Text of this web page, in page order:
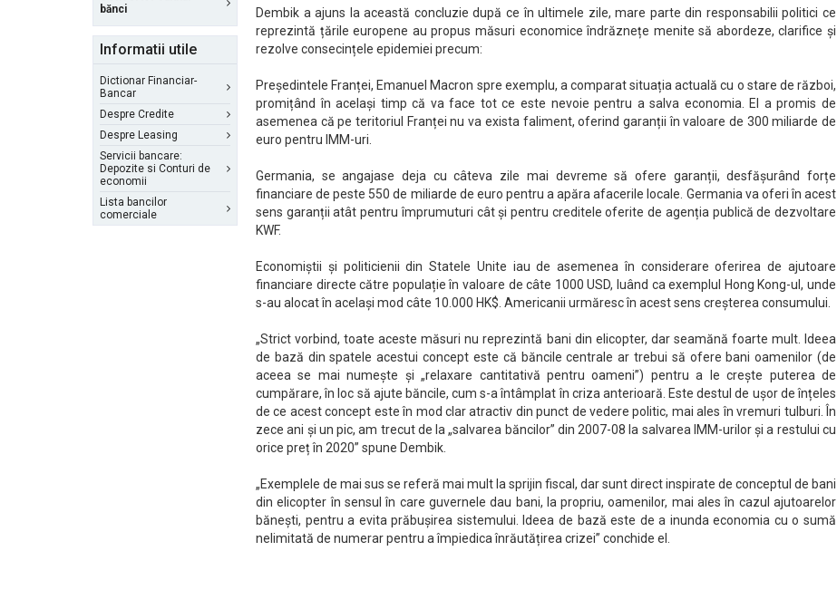
bănci
Informatii utile
Dictionar Financiar-
Bancar
Despre Credite
Despre Leasing
Servicii bancare:
Depozite si Conturi de
economii
Lista bancilor
comerciale
Dembik a ajuns la această concluzie după ce în ultimele zile, mare parte din responsabilii politici ce
reprezintă țările europene au propus măsuri economice îndrăznețe menite să abordeze, clarifice și
rezolve consecințele epidemiei precum:
Președintele Franței, Emanuel Macron spre exemplu, a comparat situația actuală cu o stare de război,
promițând în același timp că va face tot ce este nevoie pentru a salva economia. El a promis de
asemenea că pe teritoriul Franței nu va exista faliment, oferind garanții în valoare de 300 miliarde de
euro pentru IMM-uri.
Germania, se angajase deja cu câteva zile mai devreme să ofere garanții, desfășurând forțe
financiare de peste 550 de miliarde de euro pentru a apăra afacerile locale. Germania va oferi în acest
sens garanții atât pentru împrumuturi cât și pentru creditele oferite de agenția publică de dezvoltare
KWF.
Economiștii și politicienii din Statele Unite iau de asemenea în considerare oferirea de ajutoare
financiare directe către populație în valoare de câte 1000 USD, luând ca exemplul Hong Kong-ul, unde
s-au alocat în același mod câte 10.000 HK$. Americanii urmăresc în acest sens creșterea consumului.
„Strict vorbind, toate aceste măsuri nu reprezintă bani din elicopter, dar seamănă foarte mult. Ideea
de bază din spatele acestui concept este că băncile centrale ar trebui să ofere bani oamenilor (de
aceea se mai numește și „relaxare cantitativă pentru oameni”) pentru a le crește puterea de
cumpărare, în loc să ajute băncile, cum s-a întâmplat în criza anterioară. Este destul de ușor de înțeles
de ce acest concept este în mod clar atractiv din punct de vedere politic, mai ales în vremuri tulburi. În
zece ani și un pic, am trecut de la „salvarea băncilor” din 2007-08 la salvarea IMM-urilor și a restului cu
orice preț în 2020” spune Dembik.
„Exemplele de mai sus se referă mai mult la sprijin fiscal, dar sunt direct inspirate de conceptul de bani
din elicopter în sensul în care guvernele dau bani, la propriu, oamenilor, mai ales în cazul ajutoarelor
bănești, pentru a evita prăbușirea sistemului. Ideea de bază este de a inunda economia cu o sumă
nelimitată de numerar pentru a împiedica înrăutățirea crizei” conchide el.